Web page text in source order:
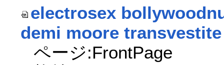
electrosex
demi moore
ページ:FrontPage